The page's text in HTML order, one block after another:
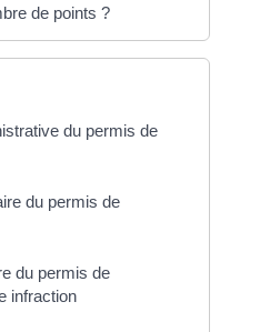
de points ?
du permis de
du permis de
du permis de
infraction